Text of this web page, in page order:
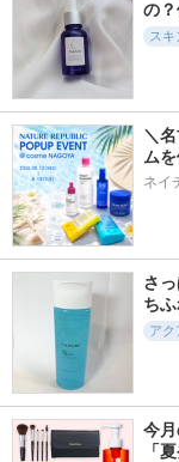
5.2
6348件
オルビス ザ クレン
ジング オイル
オルビス
5.5
5014件
モイストケア ロー
ション ＥＸ
d プログラム
の
ス
＼
ム
ネイ
さ
ち
アク
今
「